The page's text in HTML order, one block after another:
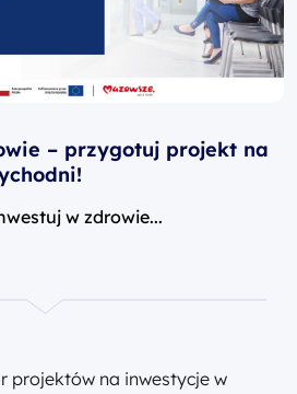
– przygotuj projekt na
portalu
w zdrowie...
projektów na inwestycje w